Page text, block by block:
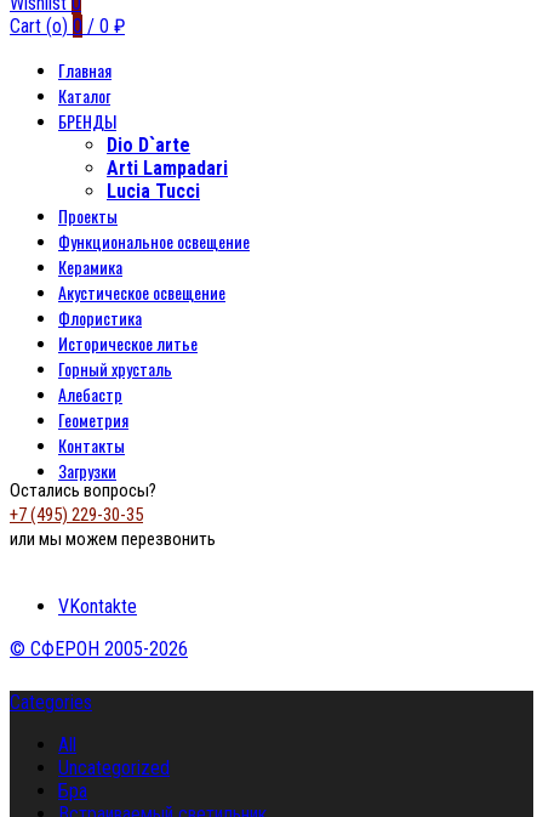
Cart (o) 0 / 0 ₽
Главная
Каталог
БРЕНДЫ
Dio D`arte
Arti Lampadari
Lucia Tucci
Проекты
Функциональное освещение
Керамика
Акустическое освещение
Флористика
Историческое литье
Горный хрусталь
Алебастр
Геометрия
Контакты
Загрузки
Остались вопросы?
+7 (495) 229-30-35
или мы можем перезвонить
VKontakte
© СФЕРОН 2005-2026
Categories
All
Uncategorized
Бра